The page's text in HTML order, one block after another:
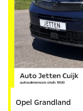
Opel Grandland